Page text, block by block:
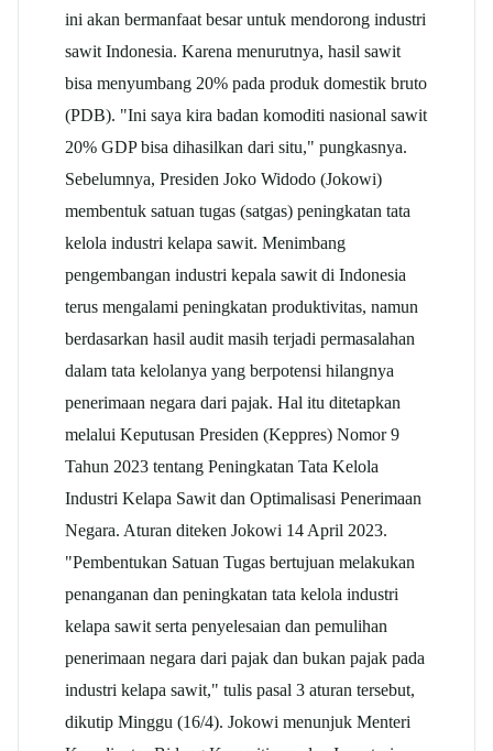
ini akan bermanfaat besar untuk mendorong industri
sawit Indonesia. Karena menurutnya, hasil sawit
bisa menyumbang 20% pada produk domestik bruto
(PDB). "Ini saya kira badan komoditi nasional sawit
20% GDP bisa dihasilkan dari situ," pungkasnya.
Sebelumnya, Presiden Joko Widodo (Jokowi)
membentuk satuan tugas (satgas) peningkatan tata
kelola industri kelapa sawit. Menimbang
pengembangan industri kepala sawit di Indonesia
terus mengalami peningkatan produktivitas, namun
berdasarkan hasil audit masih terjadi permasalahan
dalam tata kelolanya yang berpotensi hilangnya
penerimaan negara dari pajak. Hal itu ditetapkan
melalui Keputusan Presiden (Keppres) Nomor 9
Tahun 2023 tentang Peningkatan Tata Kelola
Industri Kelapa Sawit dan Optimalisasi Penerimaan
Negara. Aturan diteken Jokowi 14 April 2023.
"Pembentukan Satuan Tugas bertujuan melakukan
penanganan dan peningkatan tata kelola industri
kelapa sawit serta penyelesaian dan pemulihan
penerimaan negara dari pajak dan bukan pajak pada
industri kelapa sawit," tulis pasal 3 aturan tersebut,
dikutip Minggu (16/4). Jokowi menunjuk Menteri